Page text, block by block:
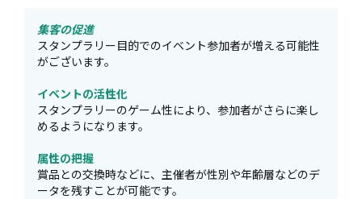
集客の促進
スタンプラリー目的でのイベント参加者が増える可能性
がございます。
イベントの活性化
スタンプラリーのゲーム性により、参加者がさらに楽し
めるようになります。
属性の把握
賞品との交換時などに、主催者が性別や年齢層などのデ
ータを残すことが可能です。